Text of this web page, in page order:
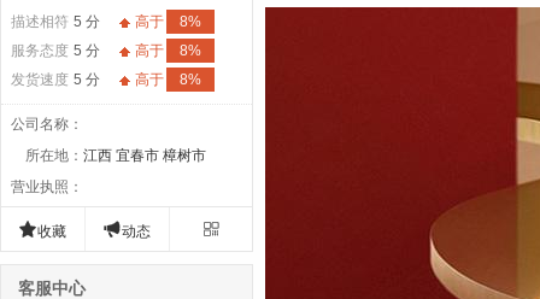
描述相符 5 分 高于
8%
服务态度 5 分 高于
8%
发货速度 5 分 高于 8%
公司名称 ：
所在地 ： 江西 宜春市 樟树市
营业执照 ：
收藏 动态 
客服中心